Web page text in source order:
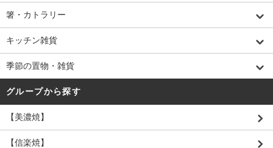
箸・カトラリー
キッチン雑貨
季節の置物・雑貨
グループから探す
【美濃焼】
【信楽焼】